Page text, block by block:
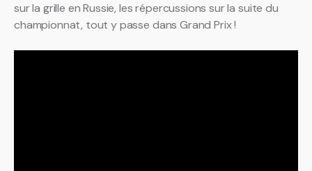
sur la grille en Russie, les répercussions sur la suite du
championnat, tout y passe dans Grand Prix !